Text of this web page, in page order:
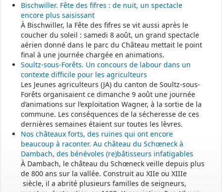
Bischwiller. Fête des fifres : de nuit, un spectacle
encore plus saisissant
À Bischwiller, la Fête des fifres se vit aussi après le
coucher du soleil : samedi 8 août, un grand spectacle
aérien donné dans le parc du Château mettait le point
final à une journée chargée en animations.
Soultz-sous-Forêts. Un concours de labour dans un
contexte difficile pour les agriculteurs
Les Jeunes agriculteurs (JA) du canton de Soultz-sous-
Forêts organisaient ce dimanche 9 août une journée
d’animations sur l’exploitation Wagner, à la sortie de la
commune. Les conséquences de la sécheresse de ces
dernières semaines étaient sur toutes les lèvres.
Nos châteaux forts, des ruines qui ont encore
beaucoup à raconter. Au château du Schœneck à
Dambach, des bénévoles (re)bâtisseurs infatigables
À Dambach, le château du Schœneck veille depuis plus
de 800 ans sur la vallée. Construit au XIIe ou XIIIe
siècle, il a abrité plusieurs familles de seigneurs,